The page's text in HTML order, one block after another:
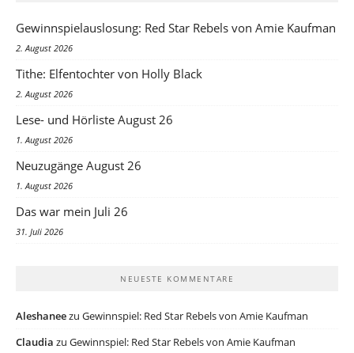
Gewinnspielauslosung: Red Star Rebels von Amie Kaufman
2. August 2026
Tithe: Elfentochter von Holly Black
2. August 2026
Lese- und Hörliste August 26
1. August 2026
Neuzugänge August 26
1. August 2026
Das war mein Juli 26
31. Juli 2026
NEUESTE KOMMENTARE
Aleshaneezu Gewinnspiel: Red Star Rebels von Amie Kaufman
Claudia zu Gewinnspiel: Red Star Rebels von Amie Kaufman